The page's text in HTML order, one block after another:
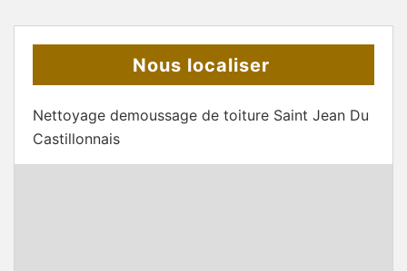
Nous localiser
Nettoyage demoussage de toiture Saint Jean Du
Castillonnais